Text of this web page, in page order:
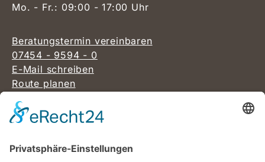
Mo. - Fr.: 09:00 - 17:00 Uhr
Beratungstermin vereinbaren
07454 - 9594 - 0
E-Mail schreiben
Route planen
Firmenstandort in Vöhringen.